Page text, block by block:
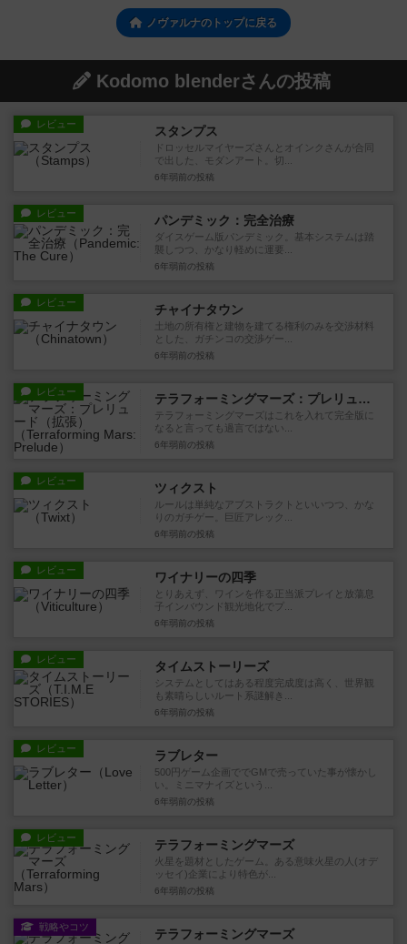
ノヴァルナのトップに戻る
Kodomo blenderさんの投稿
レビュー スタンプス
ドロッセルマイヤーズさんとオインクさんが合同
で出した、モダンアート。切...
6年弱前 の投稿
レビュー パンデミック：完全治療
ダイスゲーム版パンデミック。基本システムは踏
襲しつつ、かなり軽めに運要...
6年弱前 の投稿
レビュー チャイナタウン
土地の所有権と建物を建てる権利のみを交渉材料
とした、ガチンコの交渉ゲー...
6年弱前 の投稿
レビュー テラフォーミングマーズ：プレリュード（拡張）
テラフォーミングマーズはこれを入れて完全版に
なると言っても過言ではない...
6年弱前 の投稿
レビュー ツィクスト
ルールは単純なアブストラクトといいつつ、かな
りのガチゲー。巨匠アレック...
6年弱前 の投稿
レビュー ワイナリーの四季
とりあえず、ワインを作る正当派プレイと放蕩息
子インバウンド観光地化でプ...
6年弱前 の投稿
レビュー タイムストーリーズ
システムとしてはある程度完成度は高く、世界観
も素晴らしいルート系謎解き...
6年弱前 の投稿
レビュー ラブレター
500円ゲーム企画ででGMで売っていた事が懐かし
い。ミニマナイズという...
6年弱前 の投稿
レビュー テラフォーミングマーズ
火星を題材としたゲーム。ある意味火星の人(オデ
ッセイ)企業により特色が...
6年弱前 の投稿
戦略やコツ テラフォーミングマーズ